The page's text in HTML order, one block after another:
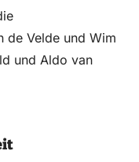
de Velde und Wim
und Aldo van